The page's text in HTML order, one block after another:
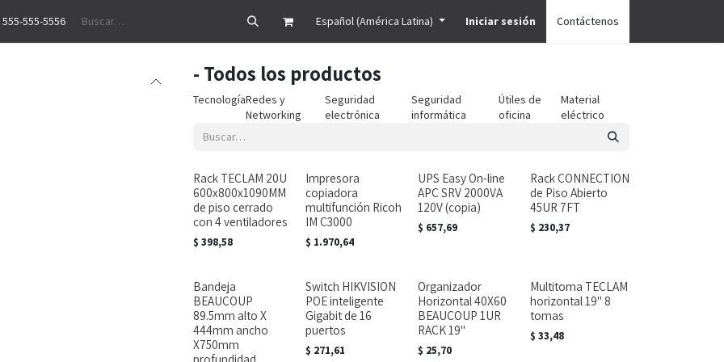
Historias de éxito Empleos Contáctenos
555-555-5556 Español (América Latina) Iniciar sesión Contáctenos
- Todos los productos
TecnologíaRedes y
Networking
Seguridad
electrónica
Seguridad
informática
Útiles de
oficina
Material
eléctrico
Rack TECLAM 20U
600x800x1090MM
de piso cerrado
con 4 ventiladores
$ 398,58
Impresora
copiadora
multifunción Ricoh
IM C3000
$ 1.970,64
UPS Easy On-line
APC SRV 2000VA
120V (copia)
$ 657,69
Rack CONNECTION
de Piso Abierto
45UR 7FT
$ 230,37
Bandeja
BEAUCOUP
89.5mm alto X
444mm ancho
X750mm
profundidad
Switch HIKVISION
POE inteligente
Gigabit de 16
puertos
$ 271,61
Organizador
Horizontal 40X60
BEAUCOUP 1UR
RACK 19"
$ 25,70
Multitoma TECLAM
horizontal 19" 8
tomas
$ 33,48